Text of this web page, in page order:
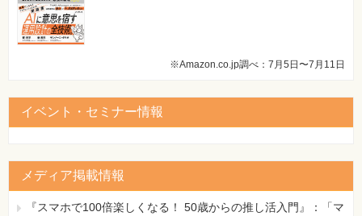
※Amazon.co.jp調べ：7月5日〜7月11日
イベント・セミナー情報
メディア掲載情報
『スマホで100倍楽しくなる！ 50歳からの推し活入門』：「マ